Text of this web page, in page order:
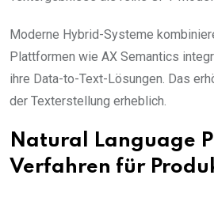
Moderne Hybrid-Systeme
Plattformen wie AX Semantics
ihre Data-to-Text-Lösungen. Das
der Texterstellung erheblich.
Natural Language
Verfahren für